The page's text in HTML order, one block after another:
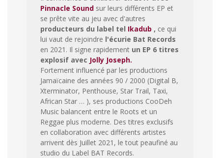
Pinnacle Sound sur leurs différents EP et
se prête vite au jeu avec d'autres
producteurs du label tel Ikadub , ce qui
lui vaut de rejoindre l'écurie Bat Records
en 2021. Il signe rapidement un EP 6 titres
explosif avec Jolly Joseph.
Fortement influencé par les productions
Jamaïcaine des années 90 / 2000 (Digital B,
Xterminator, Penthouse, Star Trail, Taxi,
African Star … ), ses productions CooDeh
Music balancent entre le Roots et un
Reggae plus moderne. Des titres exclusifs
en collaboration avec différents artistes
arrivent dès Juillet 2021, le tout peaufiné au
studio du Label BAT Records.